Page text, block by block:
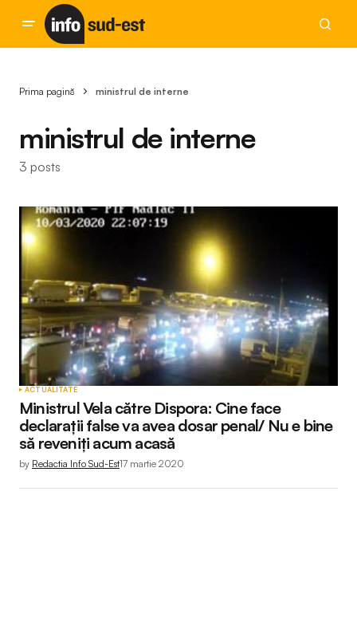
Prima pagină ministrul de interne
ministrul de interne
3 posts
ACTUALITATE
Ministrul Vela către Dispora: Cine face
declarații false va avea dosar penal/ Nu e bine
să reveniți acum acasă
by Redactia Info Sud-Est17 martie 2020